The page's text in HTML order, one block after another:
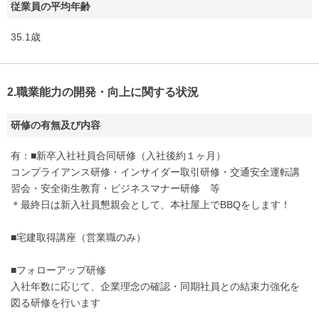
従業員の平均年齢
35.1歳
2.職業能力の開発・向上に関する状況
研修の有無及び内容
有：■新卒入社社員合同研修（入社後約１ヶ月）
コンプライアンス研修・インサイダー取引研修・交通安全運転講
習会・安全衛生教育・ビジネスマナー研修 等
＊最終日は新入社員懇親会として、本社屋上でBBQをします！
■宅建取得講座（営業職のみ）
■フォローアップ研修
入社年数に応じて、企業理念の確認・同期社員との結束力強化を
図る研修を行います